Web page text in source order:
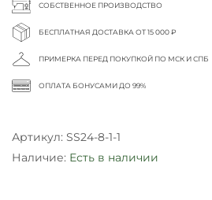
СОБСТВЕННОЕ ПРОИЗВОДСТВО
БЕСПЛАТНАЯ ДОСТАВКА ОТ 15 000 ₽
ПРИМЕРКА ПЕРЕД ПОКУПКОЙ ПО МСК И СПБ
ОПЛАТА БОНУСАМИ ДО 99%
Артикул: SS24-8-1-1
Наличие: Есть в наличии